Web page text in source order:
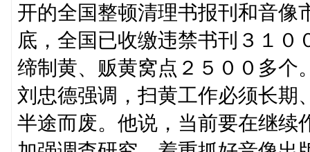
开的全国整顿清理书报刊和音像
底，全国已收缴违禁书刊３１０
缔制黄、贩黄窝点２５００多个
刘忠德强调，扫黄工作必须长期
半途而废。他说，当前要在继续